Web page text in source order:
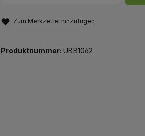
Zum Merkzettel hinzufügen
Produktnummer: UBB1062